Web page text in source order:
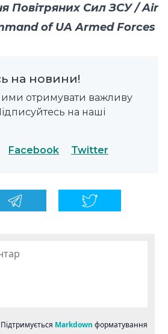
Повітряних Сил ЗСУ / Air
of UA Armed Forces
на новини!
отримувати важливу
на наші
Facebook Twitter